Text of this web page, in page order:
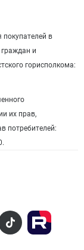
в
и
горисполкома:
их прав,
потребителей: